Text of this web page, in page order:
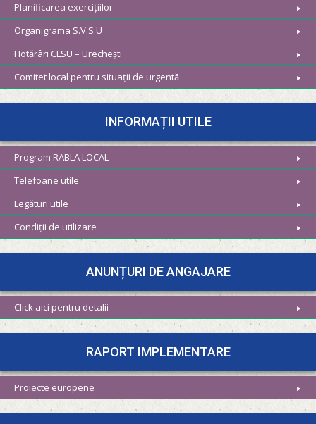
Planificarea exercițiilor
Organigrama S.V.S.U
Hotărâri CLSU – Urechești
Comitet local pentru situații de urgentă
INFORMAȚII UTILE
Program RABLA LOCAL
Telefoane utile
Legături utile
Condiții de utilizare
ANUNȚURI DE ANGAJARE
Click aici pentru detalii
RAPORT IMPLEMENTARE
Proiecte europene